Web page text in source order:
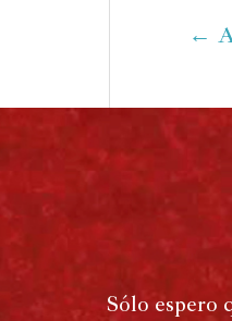
←
Sólo espero